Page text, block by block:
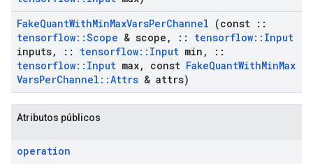
FakeQuantWithMinMaxVarsPerChannel (const ::
tensorflow::Scope & scope , :: tensorflow:: Input
inputs, :: tensorflow:: Input min ,
::
tensorflow:: Input max, const FakeQuantWithMinMax
VarsPerChannel ::Attrs & attrs)
Atributos públicos
operation